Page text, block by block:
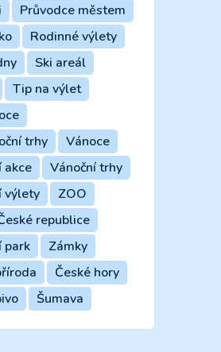
Průvodce městem
Rodinné výlety
Ski areál
Tip na výlet
trhy
Vánoce
akce
Vánoční trhy
výlety
ZOO
republice
park
Zámky
České hory
Šumava